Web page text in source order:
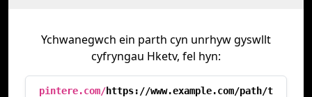
Ychwanegwch ein parth cyn unrhyw gyswllt
cyfryngau Hketv, fel hyn:
pintere.com/https://www.example.com/path/t